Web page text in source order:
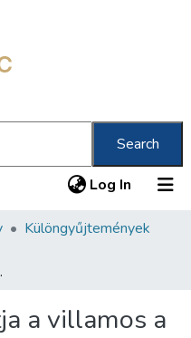
Search
Log In (current)
Különgyűjtemények
a villamos a